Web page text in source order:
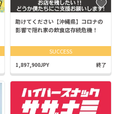
助けてください【沖縄県】コロナの
影響で隠れ家の飲食店存続危機！
SUCCESS
1,897,900JPY 終了